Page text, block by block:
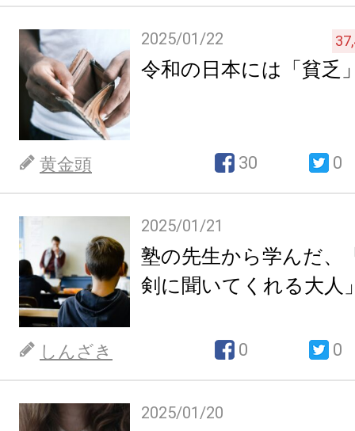
2025/01/22
令和の日本には「貧乏
黄金頭 30 0
2025/01/21
塾の先生から学んだ、
剣に聞いてくれる大人
しんざき 0 0
2025/01/20